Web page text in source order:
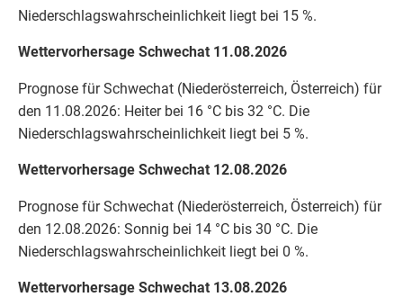
Niederschlagswahrscheinlichkeit liegt bei 15 %.
Wettervorhersage Schwechat 11.08.2026
Prognose für Schwechat (Niederösterreich, Österreich) für
den 11.08.2026: Heiter bei 16 °C bis 32 °C. Die
Niederschlagswahrscheinlichkeit liegt bei 5 %.
Wettervorhersage Schwechat 12.08.2026
Prognose für Schwechat (Niederösterreich, Österreich) für
den 12.08.2026: Sonnig bei 14 °C bis 30 °C. Die
Niederschlagswahrscheinlichkeit liegt bei 0 %.
Wettervorhersage Schwechat 13.08.2026